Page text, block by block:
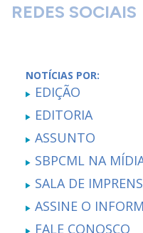
REDES SOCIAIS
NOTÍCIAS POR:
EDIÇÃO
EDITORIA
ASSUNTO
SBPCML NA
SALA DE
ASSINE O
FALE CONOSCO